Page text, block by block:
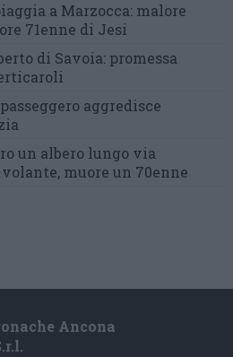
a Marzocca: malore
71enne di Jesi
di Savoia: promessa
aggredisce
un albero lungo via
muore un 70enne
Ancona